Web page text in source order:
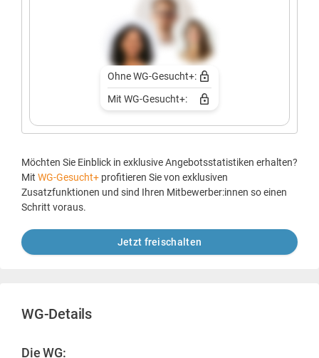
Ohne WG-Gesucht+:
Mit WG-Gesucht+:
Möchten Sie Einblick in exklusive Angebotsstatistiken erhalten?
Mit WG-Gesucht+ profitieren Sie von exklusiven
Zusatzfunktionen und sind Ihren Mitbewerber:innen so einen
Schritt voraus.
Jetzt freischalten
WG-Details
Die WG: